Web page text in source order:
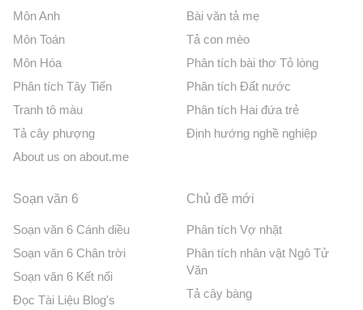
Môn Anh
Môn Toán
Môn Hóa
Phân tích Tây Tiến
Tranh tô màu
Tả cây phượng
About us on about.me
Bài văn tả mẹ
Tả con mèo
Phân tích bài thơ Tỏ lòng
Phân tích Đất nước
Phân tích Hai đứa trẻ
Định hướng nghề nghiệp
Soạn văn 6
Soạn văn 6 Cánh diều
Soạn văn 6 Chân trời
Soạn văn 6 Kết nối
Đọc Tài Liệu Blog's
Chủ đề mới
Phân tích Vợ nhặt
Phân tích nhân vật Ngô Tử
Văn
Tả cây bàng